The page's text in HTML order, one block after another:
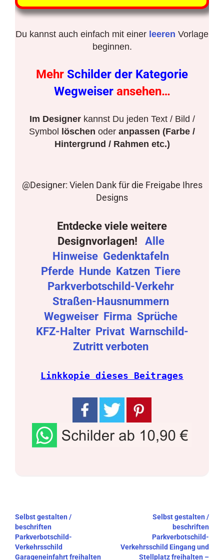
Du kannst auch einfach mit einer leeren Vorlage
beginnen.
Mehr Schilder der Kategorie
Wegweiser ansehen…
Im Designerkannst Du jeden Text / Bild /
Symbol
löschen oder anpassen (Farbe /
Hintergrund / Rahmen etc.)
@Designer: Vielen Dank für die Freigabe Ihres
Designs
Entdecke viele weitere
Designvorlagen!
Alle
Hinweise Gedenktafeln
Pferde Hunde Katzen Tiere
Parkverbotschild-Verkehr
Straßen-Hausnummern
Wegweiser Firma Sprüche
KFZ-Halter Privat Warnschild-
Zutritt verboten
Linkkopie dieses Beitrages
Beitragsnavigation
Selbst gestalten /
beschriften
Parkverbotschild-
Verkehrsschild
Garageneinfahrt freihalten
Selbst gestalten /
beschriften
Parkverbotschild-
Verkehrsschild Eingang und
Stellplatz freihalten –